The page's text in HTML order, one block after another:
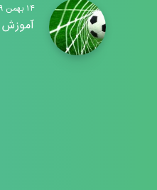
۱۴ بهمن ۱۳۹۹
آموزش First 10 minutes -3 way